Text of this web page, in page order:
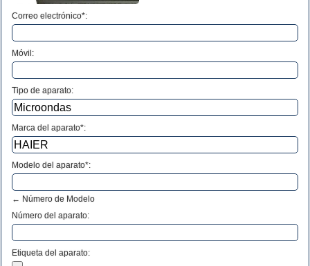
Correo electrónico*:
Móvil:
Tipo de aparato:
Marca del aparato*:
Modelo del aparato*:
← Número de Modelo
Número del aparato:
Etiqueta del aparato: